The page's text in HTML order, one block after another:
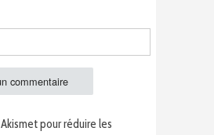
pour réduire les